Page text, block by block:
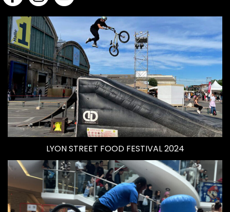
LYON STREET FOOD FESTIVAL 2024